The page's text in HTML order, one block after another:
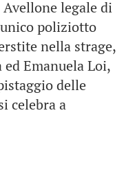
legale di
poliziotto
nella strage,
Emanuela Loi,
delle
celebra a